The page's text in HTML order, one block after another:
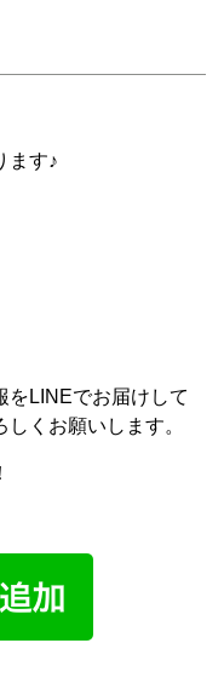
ます♪
をLINEでお届けして
くお願いします。